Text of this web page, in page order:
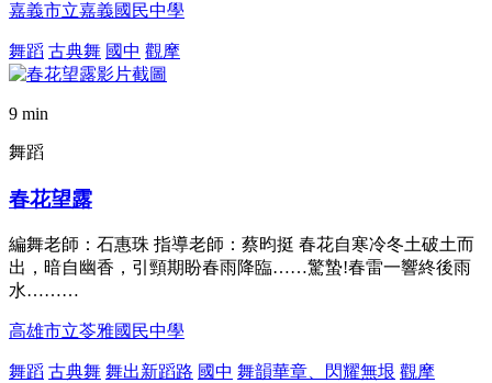
嘉義市立嘉義國民中學
舞蹈 古典舞 國中 觀摩
9 min
舞蹈
春花望露
編舞老師：石惠珠 指導老師：蔡昀挺 春花自寒冷冬土破土而
出，暗自幽香，引頸期盼春雨降臨……驚蟄!春雷一響終後雨
水………
高雄市立苓雅國民中學
舞蹈 古典舞 舞出新蹈路 國中 舞韻華章、閃耀無垠 觀摩